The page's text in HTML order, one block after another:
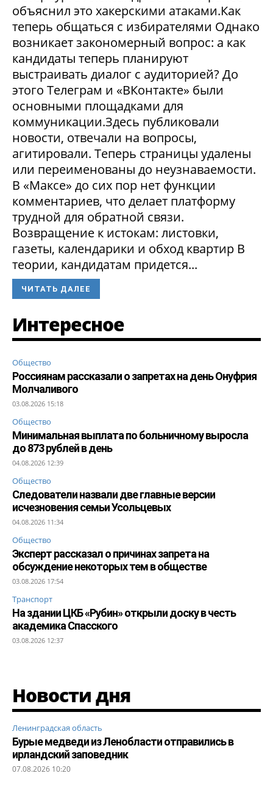
объяснил это хакерскими атаками.Как
теперь общаться с избирателями Однако
возникает закономерный вопрос: а как
кандидаты теперь планируют
выстраивать диалог с аудиторией? До
этого Телеграм и «ВКонтакте» были
основными площадками для
коммуникации.Здесь публиковали
новости, отвечали на вопросы,
агитировали. Теперь страницы удалены
или переименованы до неузнаваемости.
В «Максе» до сих пор нет функции
комментариев, что делает платформу
трудной для обратной связи.
Возвращение к истокам: листовки,
газеты, календарики и обход квартир В
теории, кандидатам придется...
ЧИТАТЬ ДАЛЕЕ
Интересное
Общество
Россиянам рассказали о запретах на день Онуфрия
Молчаливого
03.08.2026 15:18
Общество
Минимальная выплата по больничному выросла
до 873 рублей в день
04.08.2026 12:39
Общество
Следователи назвали две главные версии
исчезновения семьи Усольцевых
04.08.2026 11:34
Общество
Эксперт рассказал о причинах запрета на
обсуждение некоторых тем в обществе
03.08.2026 17:54
Транспорт
На здании ЦКБ «Рубин» открыли доску в честь
академика Спасского
03.08.2026 12:37
Новости дня
Ленинградская область
Бурые медведи из Ленобласти отправились в
ирландский заповедник
07.08.2026 10:20